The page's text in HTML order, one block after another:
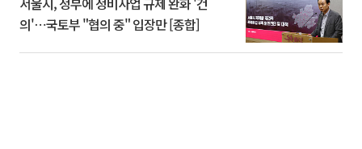
의'⋯국토부 "협의 중" 입장만 [종합]